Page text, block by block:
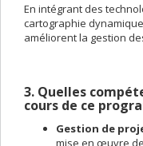
En intégrant des
cartographie
améliorent la gestion
3. Quelles
cours de ce
Gestion de
mise en œuvre